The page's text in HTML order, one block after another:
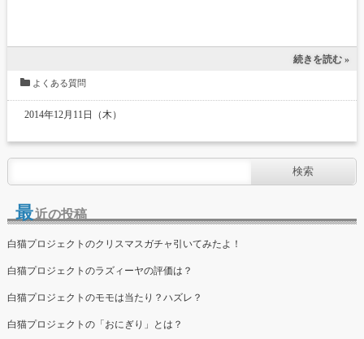
続きを読む »
よくある質問
2014年12月11日（木）
最近の投稿
白猫プロジェクトのクリスマスガチャ引いてみたよ！
白猫プロジェクトのラズィーヤの評価は？
白猫プロジェクトのモモは当たり？ハズレ？
白猫プロジェクトの「おにぎり」とは？